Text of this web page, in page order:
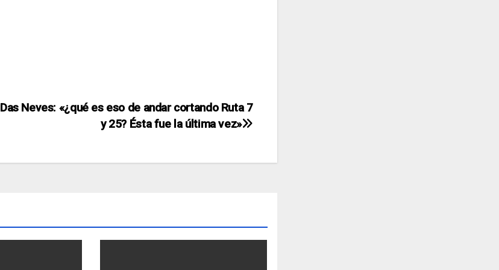
Das Neves: «¿qué es eso de andar cortando Ruta 7
y 25? Ésta fue la última vez»